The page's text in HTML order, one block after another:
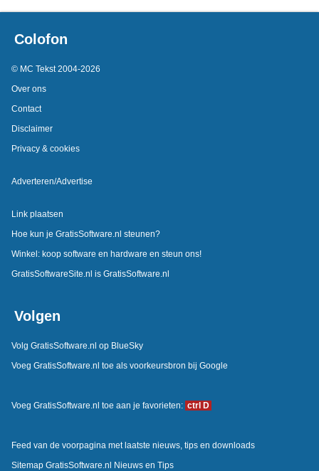
Colofon
© MC Tekst 2004-2026
Over ons
Contact
Disclaimer
Privacy & cookies
Adverteren/Advertise
Link plaatsen
Hoe kun je GratisSoftware.nl steunen?
Winkel: koop software en hardware en steun ons!
GratisSoftwareSite.nl is GratisSoftware.nl
Volgen
Volg GratisSoftware.nl op BlueSky
Voeg GratisSoftware.nl toe als voorkeursbron bij Google
Voeg GratisSoftware.nl toe aan je favorieten: ctrl D
Feed van de voorpagina met laatste nieuws, tips en downloads
Sitemap GratisSoftware.nl Nieuws en Tips